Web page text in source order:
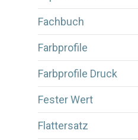
Fachbuch
Farbprofile
Farbprofile Druck
Fester Wert
Flattersatz